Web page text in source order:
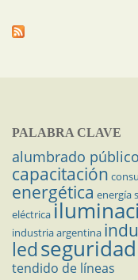
PALABRA CLAVE
alumbrado público
capacitación
energética energía
eléctrica
industria argentina
led
tendido de líneas